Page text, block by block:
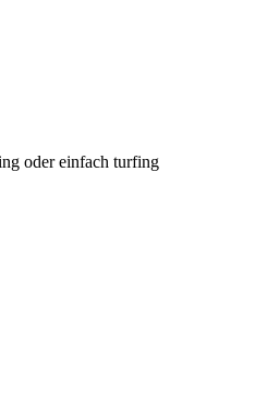
oder einfach turfing